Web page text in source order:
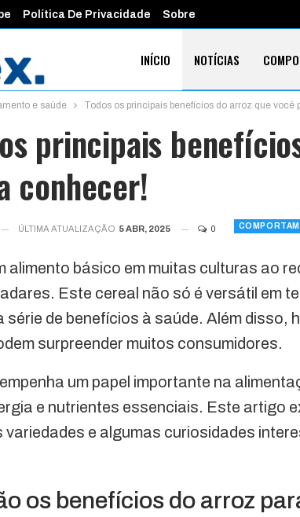
Política De Privacidade Sobre
INÍCIO NOTÍCIAS
e saúde Todos os principais benefícios do arroz que você
principais
conhecer!
ÚLTIMA ATUALIZAÇÃO 5 ABR, 2025 0
alimento básico em muitas culturas ao
Este cereal não só é versátil em
série de benefícios à saúde. Além disso,
surpreender muitos consumidores.
um papel importante na
e nutrientes essenciais. Este artigo
variedades e algumas curiosidades
os benefícios do arroz